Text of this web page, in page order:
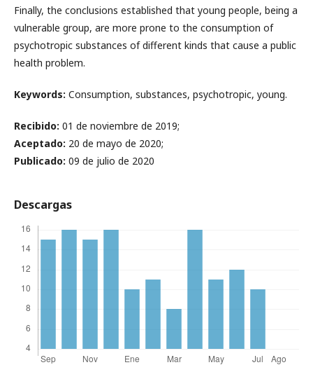
Finally, the conclusions established that young people, being a
vulnerable group, are more prone to the consumption of
psychotropic substances of different kinds that cause a public
health problem.
Keywords: Consumption, substances, psychotropic, young.
Recibido: 01 de noviembre de 2019;
Aceptado: 20 de mayo de 2020;
Publicado: 09 de julio de 2020
Descargas